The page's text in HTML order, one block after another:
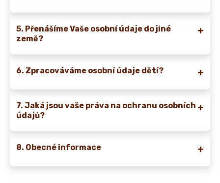
5. Přenášíme Vaše osobní údaje do jiné
země?
6. Zpracováváme osobní údaje dětí?
7. Jaká jsou vaše práva na ochranu osobních
údajů?
8. Obecné informace